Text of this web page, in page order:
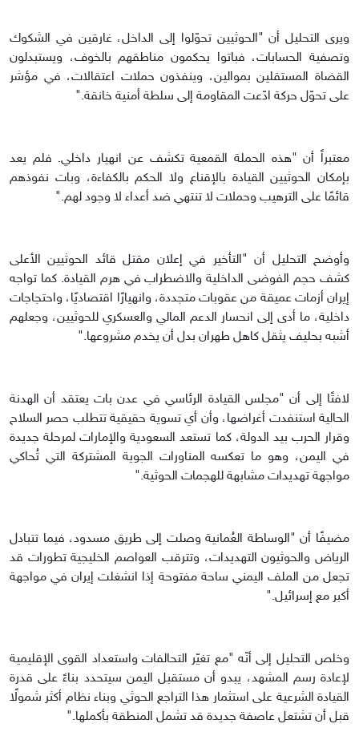
ويرى التحليل أن "الحوثيين تحوّلوا إلى الداخل، غارقين في الشكوك
وتصفية الحسابات، فباتوا يحكمون مناطقهم بالخوف، ويستبدلون
القضاة المستقلين بموالين، وينفذون حملات اعتقالات، في مؤشر
على تحوّل حركة ادّعت المقاومة إلى سلطة أمنية خانقة."
معتبراً أن "هذه الحملة القمعية تكشف عن انهيار داخلي. فلم يعد
بإمكان الحوثيين القيادة بالإقناع ولا الحكم بالكفاءة، وبات نفوذهم
قائمًا على الترهيب وحملات لا تنتهي ضد أعداء لا وجود لهم."
وأوضح التحليل أن "التأخير في إعلان مقتل قائد الحوثيين الأعلى
كشف حجم الفوضى الداخلية والاضطراب في هرم القيادة. كما تواجه
إيران أزمات عميقة من عقوبات متجددة، وانهيارًا اقتصاديًا، واحتجاجات
داخلية، ما أدى إلى انحسار الدعم المالي والعسكري للحوثيين، وجعلهم
أشبه بحليف يثقل كاهل طهران بدل أن يخدم مشروعها."
لافتًا إلى أن "مجلس القيادة الرئاسي في عدن بات يعتقد أن الهدنة
الحالية استنفدت أغراضها، وأن أي تسوية حقيقية تتطلب حصر السلاح
وقرار الحرب بيد الدولة، كما تستعد السعودية والإمارات لمرحلة جديدة
في اليمن، وهو ما تعكسه المناورات الجوية المشتركة التي تُحاكي
مواجهة تهديدات مشابهة للهجمات الحوثية."
مضيفًا أن "الوساطة العُمانية وصلت إلى طريق مسدود، فيما تتبادل
الرياض والحوثيون التهديدات، وتترقب العواصم الخليجية تطورات قد
تجعل من الملف اليمني ساحة مفتوحة إذا انشغلت إيران في مواجهة
أكبر مع إسرائيل."
وخلص التحليل إلى أنّه "مع تغيّر التحالفات واستعداد القوى الإقليمية
لإعادة رسم المشهد، يبدو أن مستقبل اليمن سيتحدد بناءً على قدرة
القيادة الشرعية على استثمار هذا التراجع الحوثي وبناء نظام أكثر شمولًا
قبل أن تشتعل عاصفة جديدة قد تشمل المنطقة بأكملها."